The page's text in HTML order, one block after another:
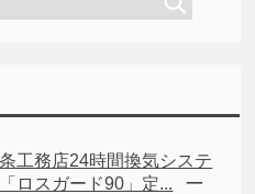
工務店24時間換気システ
ロスガード90」定...
一